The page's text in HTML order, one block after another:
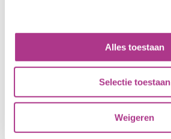
Alles toestaan
Selectie toestaan
Weigeren
Bereken kosten
Contact